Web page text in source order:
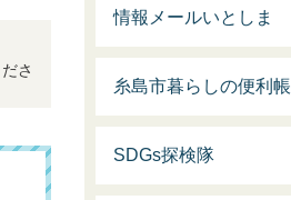
さ
情報メールいとしま
糸島市暮らしの便利帳
SDGs探検隊